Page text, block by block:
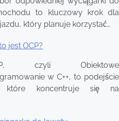
to kluczowy krok dla
który planuje korzystać…
jest OCP?
czyli Obiektowe
w C++, to podejście
które koncentruje się na